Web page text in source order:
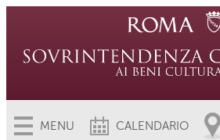
MENU CALENDARIO